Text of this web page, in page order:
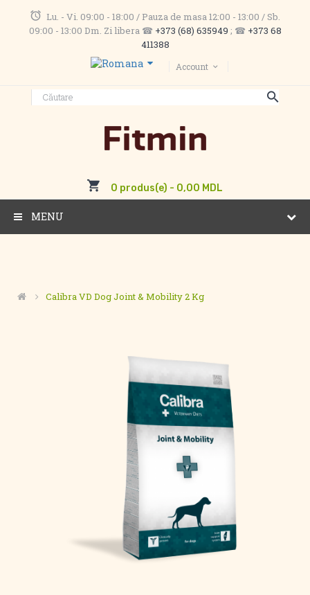
Lu. - Vi. 09:00 - 18:00 / Pauza de masa 12:00 - 13:00 / Sb.
09:00 - 13:00 Dm. Zi libera ☎ +373 (68) 635949 ; ☎ +373 68
411388
Account
0 produs(e) - 0,00 MDL
MENU
Calibra VD Dog Joint & Mobility 2 Kg